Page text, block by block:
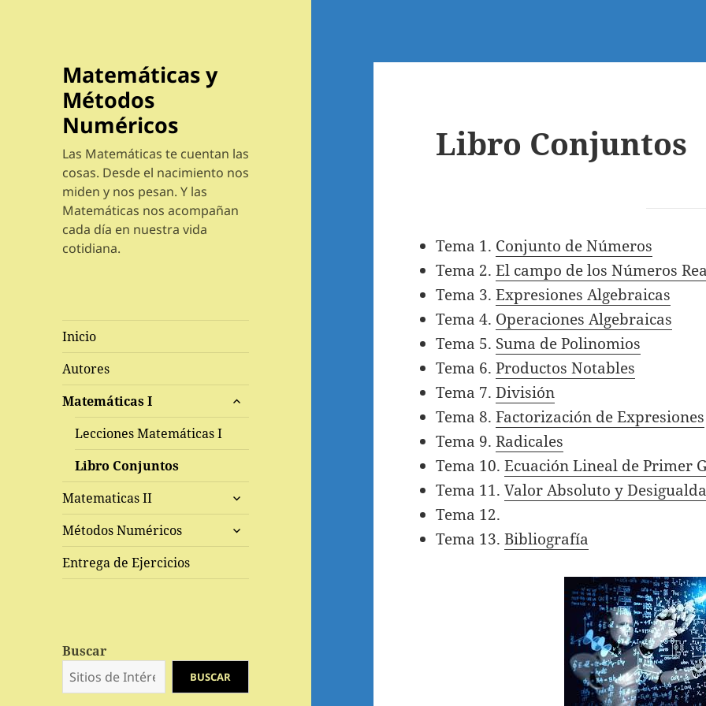
Matemáticas y
Métodos
Numéricos
Las Matemáticas te cuentan las
cosas. Desde el nacimiento nos
miden y nos pesan. Y las
Matemáticas nos acompañan
cada día en nuestra vida
cotidiana.
Inicio
Autores
Matemáticas I
expande
el
inferior
Lecciones Matemáticas I
Libro Conjuntos
Matematicas II
expande
el
menú
inferior
Métodos Numéricos
expande
el
inferior
Entrega de Ejercicios
Buscar
BUSCAR
Libro Conjuntos
Tema 1. Conjunto de Números
Tema 2.El campo de los Números
Tema 3.Expresiones Algebraicas
Tema 4. Operaciones Algebraicas
Tema 5. Suma de Polinomios
Tema 6.Productos Notables
Tema 7.División
Tema 8.Factorización de Expresiones
Tema 9.Radicales
Tema 10.Ecuación Lineal de Primer
Tema 11.Valor Absoluto y
Tema 12.
Tema 13.Bibliografía